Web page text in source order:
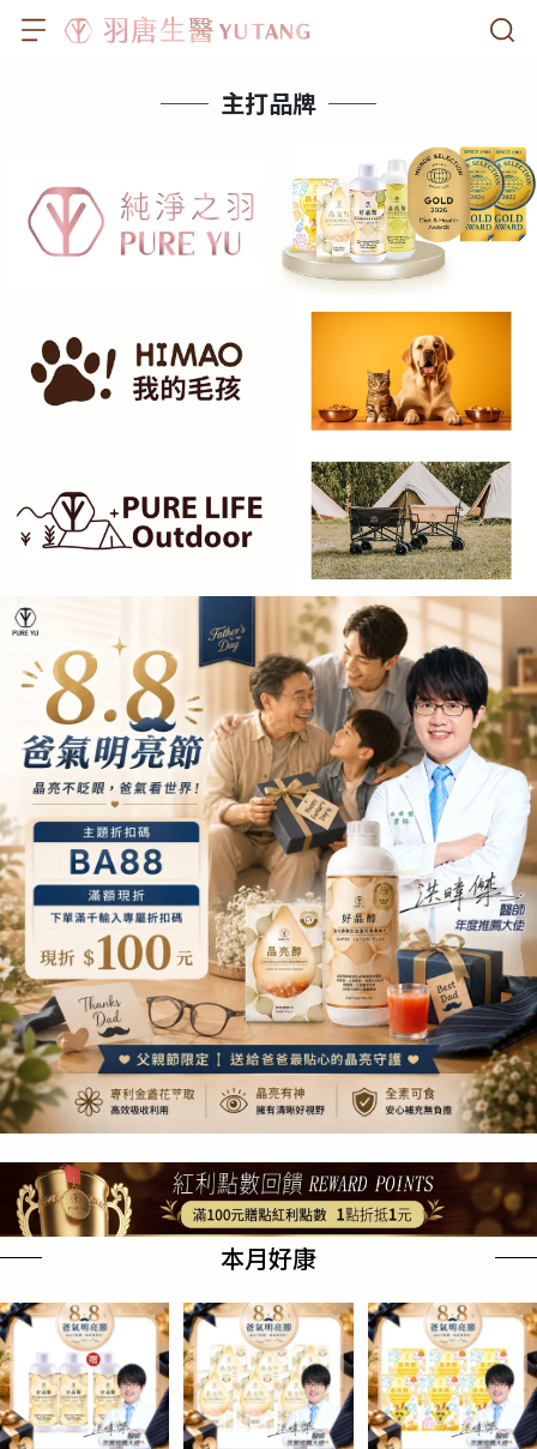
──  主打品牌  ──
本月好康